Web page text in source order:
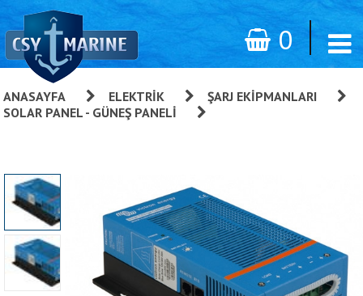
0
ANASAYFA ELEKTRIK ŞARJ EKIPMANLARI
SOLAR PANEL - GÜNEŞ PANELI